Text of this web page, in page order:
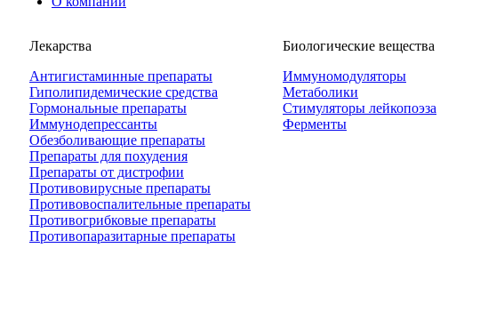
Лекарства
Антигистаминные препараты
Гиполипидемические средства
Гормональные препараты
Иммунодепрессанты
Обезболивающие препараты
Препараты для похудения
Препараты от дистрофии
Противовирусные препараты
Противовоспалительные препараты
Противогрибковые препараты
Противопаразитарные препараты
Биологические вещества
Иммуномодуляторы
Метаболики
Стимуляторы лейкопоэза
Ферменты